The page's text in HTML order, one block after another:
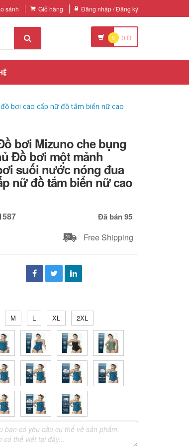
sánh Giỏ hàng Đăng nhập / Đăng ký
0 0 Đ
bơi cao cấp nữ đồ tắm biển nữ cao
bơi Mizuno che bụng
Đồ bơi một mảnh
suối nước nóng đua
nữ đồ tắm biển nữ cao
Đã bán 95
Free Shipping
M L XL 2XL